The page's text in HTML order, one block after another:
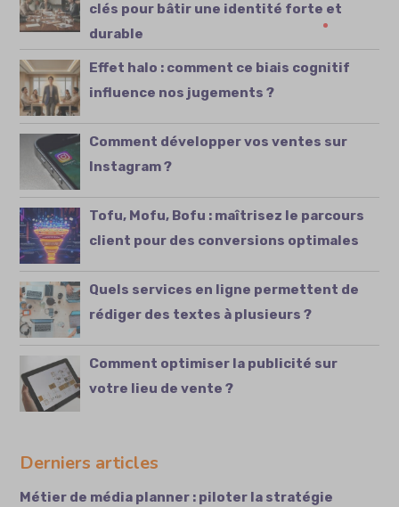
clés pour bâtir une identité forte et
durable
Effet halo : comment ce biais cognitif
influence nos jugements ?
Comment développer vos ventes sur
Instagram ?
Tofu, Mofu, Bofu : maîtrisez le parcours
client pour des conversions optimales
Quels services en ligne permettent de
rédiger des textes à plusieurs ?
Comment optimiser la publicité sur
votre lieu de vente ?
Derniers articles
Métier de média planner : piloter la stratégie